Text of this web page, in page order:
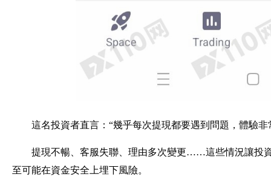
這名投資者直言：“幾乎每次提現都要遇到問題，體驗非
提現不暢、客服失聯、理由多次變更……這些情況讓投
至可能在資金安全上埋下風險。